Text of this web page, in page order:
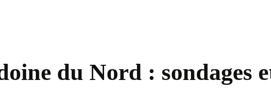
du Nord : sondages